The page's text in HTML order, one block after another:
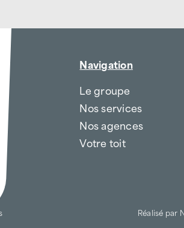
Navigation
Le groupe
Nos services
Nos agences
Votre toit
Réalisé par